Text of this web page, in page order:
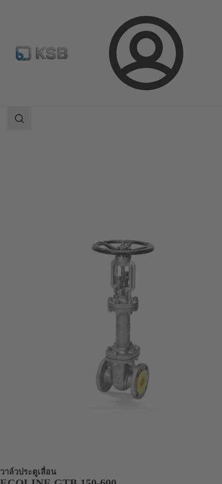
ล็อกอิน
แค็ตตาล็อกผลิตภัณฑ์
ขอบเขต
วาล์วประตูเลื่อน